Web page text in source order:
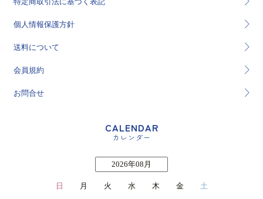
個人情報保護方針
送料について
会員規約
お問合せ
CALENDAR
カレンダー
2026年08月
日 月 火 水 木 金 土